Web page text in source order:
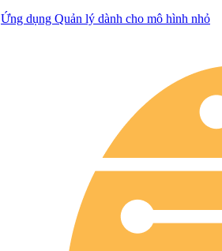
Ứng dụng Quản lý dành cho mô hình nhỏ